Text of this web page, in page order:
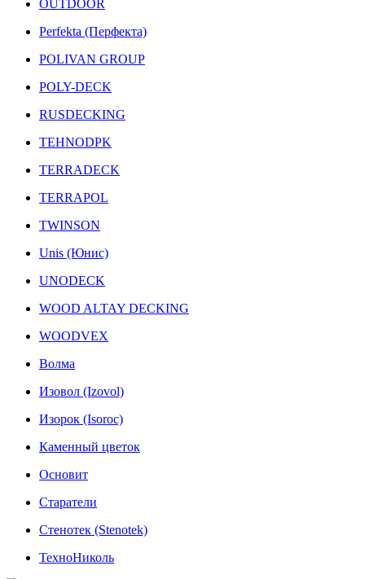
OUTDOOR
Perfekta (Перфекта)
POLIVAN GROUP
POLY-DECK
RUSDECKING
TEHNODPK
TERRADECK
TERRAPOL
TWINSON
Unis (Юнис)
UNODECK
WOOD ALTAY DECKING
WOODVEX
Волма
Изовол (Izovol)
Изорок (Isoroc)
Каменный цветок
Основит
Старатели
Стенотек (Stenotek)
ТехноНиколь